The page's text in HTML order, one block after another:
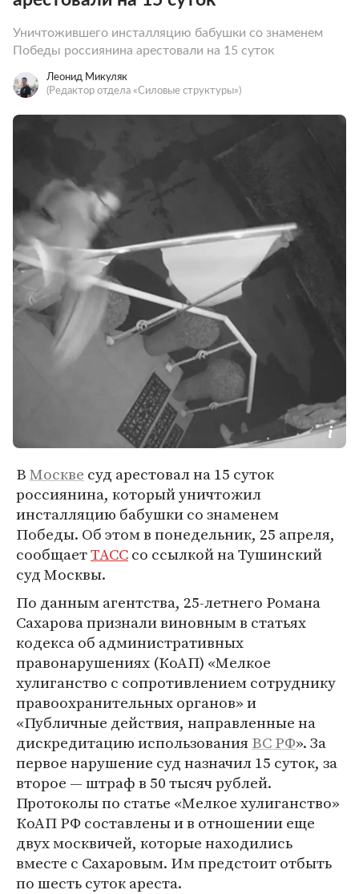
Уничтожившего инсталляцию бабушки со знаменем
Победы россиянина арестовали на 15 суток
Леонид Микуляк
(Редактор отдела «Силовые структуры»)
ВМоскве суд арестовал на 15 суток
россиянина, который уничтожил
инсталляцию бабушки со знаменем
Победы. Об этом в понедельник, 25 апреля,
сообщаетТАССсо ссылкой на Тушинский
суд Москвы.
По данным агентства, 25-летнего Романа
Сахарова признали виновным в статьях
кодекса об административных
правонарушениях (КоАП) «Мелкое
хулиганство с сопротивлением сотруднику
правоохранительных органов» и
«Публичные действия, направленные на
дискредитацию использованияВС РФ». За
первое нарушение суд назначил 15 суток, за
второе — штраф в 50 тысяч рублей.
Протоколы по статье «Мелкое хулиганство»
КоАП РФ составлены и в отношении еще
двух москвичей, которые находились
вместе с Сахаровым. Им предстоит отбыть
по шесть суток ареста.